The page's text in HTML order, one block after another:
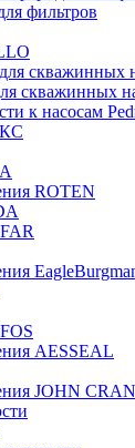
фильтров
скважинных
скважинных
к насосам
ROTEN
AESSEAL
JOHN